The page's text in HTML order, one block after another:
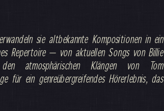
sie altbekannte Kompositionen in ein
Repertoire — von aktuellen Songs von Billie
atmosphärischen Klängen von Tom
für ein genreübergreifendes Hörerlebnis, das